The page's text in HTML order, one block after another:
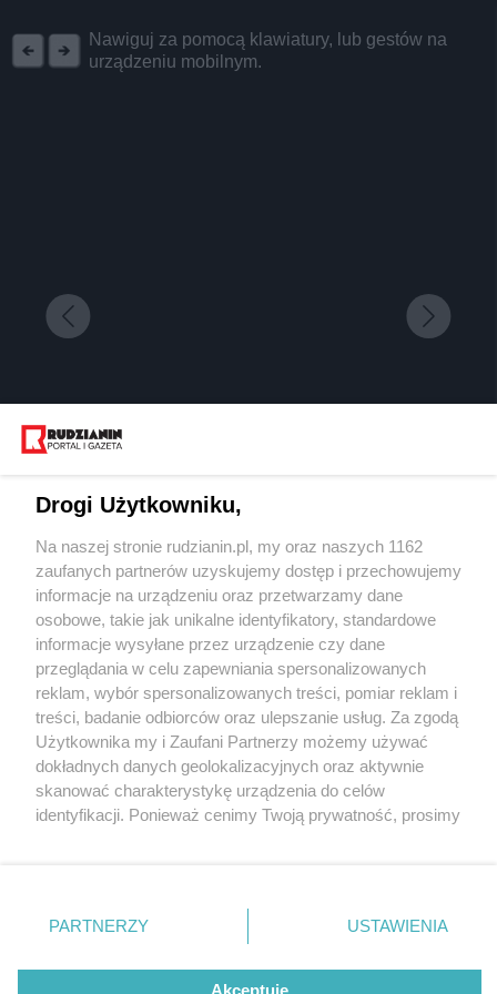
Nawiguj za pomocą klawiatury, lub gestów na
urządzeniu mobilnym.
poważni. Pałac w Nakle Śląskim jest piękny i...
4 / 1
Wydawca mediów
Nie zapomnij
zapoznać się z:
polityką prywatności regulamin korzystania z portali
Twojemiasto
Piekary Śląskie
Chorzów
Tarnowskie Góry
Gliwice
Skontakuj sięz nami
Kontakt
Wydawca
Redakcja
Drogi Użytkowniku,
Na naszej stronie rudzianin.pl, my oraz naszych 1162
zaufanych partnerów uzyskujemy dostęp i przechowujemy
informacje na urządzeniu oraz przetwarzamy dane
osobowe, takie jak unikalne identyfikatory, standardowe
informacje wysyłane przez urządzenie czy dane
przeglądania w celu zapewniania spersonalizowanych
reklam, wybór spersonalizowanych treści, pomiar reklam i
treści, badanie odbiorców oraz ulepszanie usług. Za zgodą
Użytkownika my i Zaufani Partnerzy możemy używać
dokładnych danych geolokalizacyjnych oraz aktywnie
skanować charakterystykę urządzenia do celów
identyfikacji. Ponieważ cenimy Twoją prywatność, prosimy
prywatności znajdujący się w lewym dolnym rogu strony
. Niektóre rodzaje przetwarzania danych nie wymagają
zgody użytkownika, ale masz prawo sprzeciwić się
takiemu przetwarzaniu. Preferencje będą miały
PARTNERZY USTAWIENIA
Akceptuję